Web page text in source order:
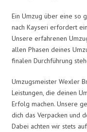
Ein Umzug über eine so
nach Kayseri erfordert
Unsere erfahrenen
allen Phasen deines
finalen Durchführung
Umzugsmeister Wexler
Leistungen, die deinen
Erfolg machen. Unsere
dich das Verpacken und
Dabei achten wir stets